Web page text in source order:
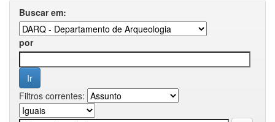
Buscar em:
por
Filtros correntes: